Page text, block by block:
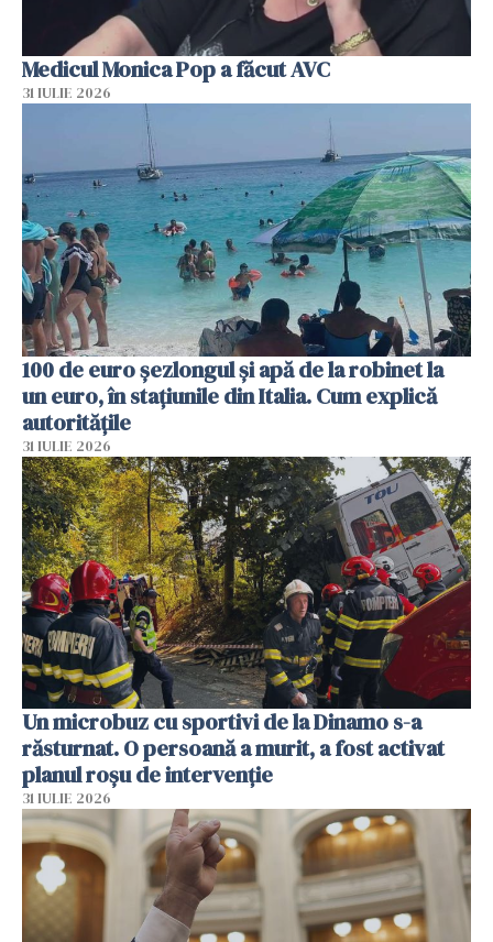
Medicul Monica Pop a făcut AVC
31 IULIE 2026
100 de euro șezlongul și apă de la robinet la
un euro, în stațiunile din Italia. Cum explică
autoritățile
31 IULIE 2026
Un microbuz cu sportivi de la Dinamo s-a
răsturnat. O persoană a murit, a fost activat
planul roșu de intervenție
31 IULIE 2026